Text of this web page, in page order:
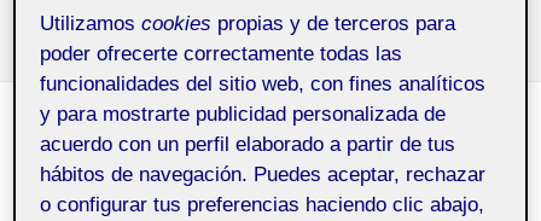
el
Signage,Digital Signage, Boreal,pechakucha,PEC6
Deja un comentarioen Pechakucha: Andrés Adell Echevarria
DOCUMENTO EJECUTIVO
ANDRES ADELL
Utilizamoscookies propias y de terceros para
poder ofrecerte correctamente todas las
funcionalidades del sitio web, con fines analíticos
y para mostrarte publicidad personalizada de
acuerdo con un perfil elaborado a partir de tus
hábitos de navegación. Puedes aceptar, rechazar
o configurar tus preferencias haciendo clic abajo,